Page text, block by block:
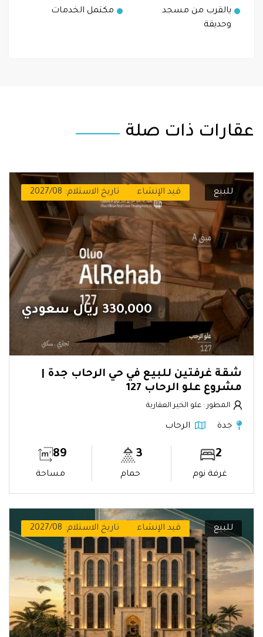
يالقرب من مسجد
وحديقة
مكتمل الخدمات
عقارات ذات صلة
للبيع قيد الإنشاء تاريخ الاستلام: 2027/08
330,000 ريال سعودي
شقة غرفتين للبيع في حي الرحاب جدة |
مشروع علو الرحاب 127
المطور : علو الخير العقارية
جدة الرحاب
2
غرفة نوم
3
حمام
89
مساحة
للبيع قيد الإنشاء تاريخ الاستلام: 2027/08